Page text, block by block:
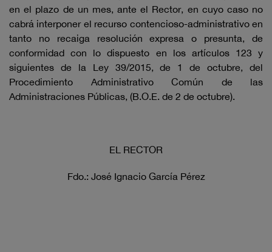
en el plazo de un mes, ante el Rector, en cuyo caso no
cabrá interponer el recurso contencioso-administrativo en
tanto no recaiga resolución expresa o presunta, de
conformidad con lo dispuesto en los artículos 123 y
siguientes de la Ley 39/2015, de 1 de octubre, del
Procedimiento Administrativo Común de las
Administraciones Públicas, (B.O.E. de 2 de octubre).
EL RECTOR
Fdo.: José Ignacio García Pérez